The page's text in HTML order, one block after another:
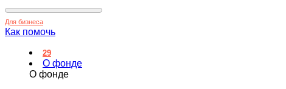
Для бизнеса
Как помочь
29
О фонде
О фонде